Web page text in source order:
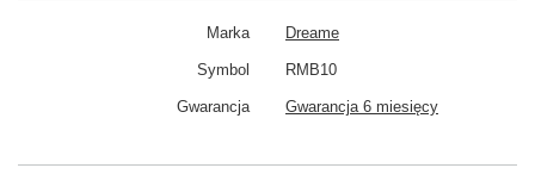
Marka Dreame
Symbol RMB10
Gwarancja Gwarancja 6 miesięcy